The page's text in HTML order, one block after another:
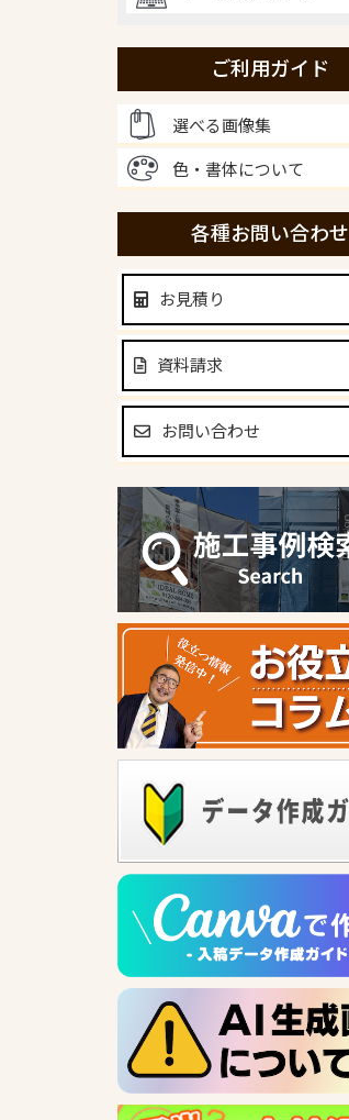
ご利用ガイド
選べる画像集
色・書体について
各種お問い合わせ
お見積り
資料請求
お問い合わせ